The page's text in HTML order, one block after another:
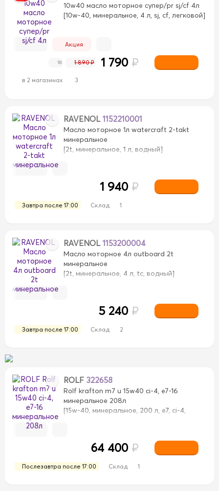
10w40 масло моторное супер/pr sj/cf 4л
[10w-40, минеральное, 4 л, sj, cf, легковой]
Акция
в 2 магазинах 3
18 1 890 ₽ 1 790 ₽
RAVENOL 1152210001
Масло моторное 1л watercraft 2-takt
минеральное
[2t, минеральное, 1 л, водный]
Завтра после 17:00 Склад 1
1 940 ₽
RAVENOL 1153200004
Масло моторное 4л outboard 2t
минеральное
[2t, минеральное, 4 л, tc, водный]
Завтра после 17:00 Склад 2
5 240 ₽
ROLF 322658
Rolf krafton m7 u 15w40 ci-4, e7-16
минеральное 208л
[15w-40, минеральное, 200 л, e7, ci-4,
Послезавтра после 17:00 Склад 1
64 400 ₽